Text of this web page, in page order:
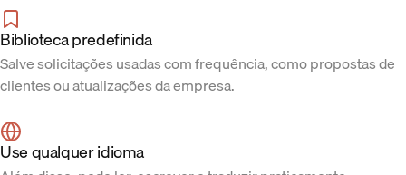
Biblioteca predefinida
Salve solicitações usadas com frequência, como propostas de
clientes ou atualizações da empresa.
Use qualquer idioma